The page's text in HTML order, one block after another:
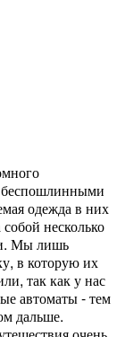
беспошлинными
одежда в них
несколько
Мы лишь
в которую их
так как у нас
автоматы - тем
дальше.